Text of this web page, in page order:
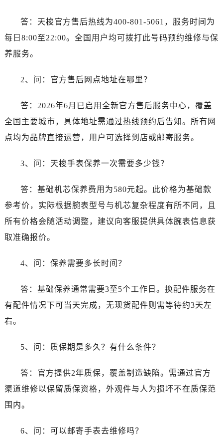
云南省临沧市临翔区世纪路售后服务中心（需提前预约）
云南省玉溪市红塔区南北大街售后服务中心（需提前预约）
新疆维吾尔自治区乌鲁木齐市天山区红山路26号时代广场（CCMALL）C座17层17-B售后服务中心（需提前预约）
辽宁省大连市中山区人民路15号国际金融大厦7层G室售后服务中心（需提前预约）
江苏省无锡市梁溪区人民中路139号恒隆广场写字楼1座11层1104室售后服务中心（需提前预约）
福建省泉州市丰泽区宝洲路729号浦西万达中心写字楼A座7楼709室售后服务中心（需提前预约）
河北省石家庄市长安区中山东路39号勒泰中心写字楼B座13层07室售后服务中心（需提前预约）
答：天梭官方售后热线为400-801-5061，服务时间为
每日8:00至22:00。全国用户均可拨打此号码预约维修与保
养服务。
2、问：官方售后网点地址在哪里？
答：2026年6月已启用全新官方售后服务中心，覆盖
全国主要城市，具体地址需通过热线预约后告知。所有网
点均为品牌直接运营，用户可选择到店或邮寄服务。
3、问：天梭手表保养一次需要多少钱？
答：基础机芯保养费用为580元起。此价格为基础款
参考价，实际根据腕表型号与机芯复杂程度有所不同，且
所有价格会随活动调整，建议向客服提供具体腕表信息获
取准确报价。
4、问：保养需要多长时间？
答：基础保养通常需要3至5个工作日。换配件服务在
有配件情况下可当天完成，无现货配件则需等待约3天左
右。
5、问：质保期是多久？有什么条件？
答：官方提供2年质保，覆盖制造缺陷。需通过官方
渠道维修以保留质保资格，外观件与人为损坏不在质保范
围内。
6、问：可以邮寄手表去维修吗？